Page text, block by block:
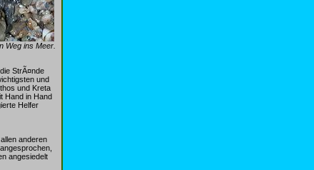
Weg ins Meer.
StrÃ¤nde
und
und Kreta
Hand in Hand
Helfer
anderen
angesiedelt